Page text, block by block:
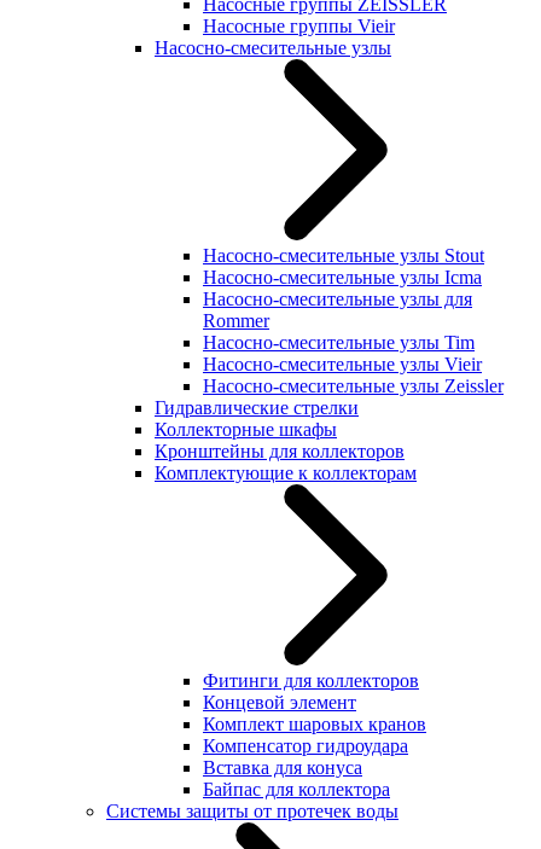
Насосные группы ZEISSLER
Насосные группы Vieir
Насосно-смесительные узлы
Насосно-смесительные узлы Stout
Насосно-смесительные узлы Icma
Насосно-смесительные узлы для
Rommer
Насосно-смесительные узлы Tim
Насосно-смесительные узлы Vieir
Насосно-смесительные узлы Zeissler
Гидравлические стрелки
Коллекторные шкафы
Кронштейны для коллекторов
Комплектующие к коллекторам
Фитинги для коллекторов
Концевой элемент
Комплект шаровых кранов
Компенсатор гидроудара
Вставка для конуса
Байпас для коллектора
Системы защиты от протечек воды